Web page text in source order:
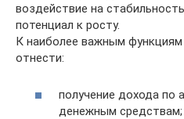
воздействие на
потенциал к росту.
К наиболее важным
отнести:
получение дохода по
денежным средствам;